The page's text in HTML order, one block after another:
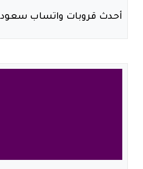
أحدث قروبات واتساب